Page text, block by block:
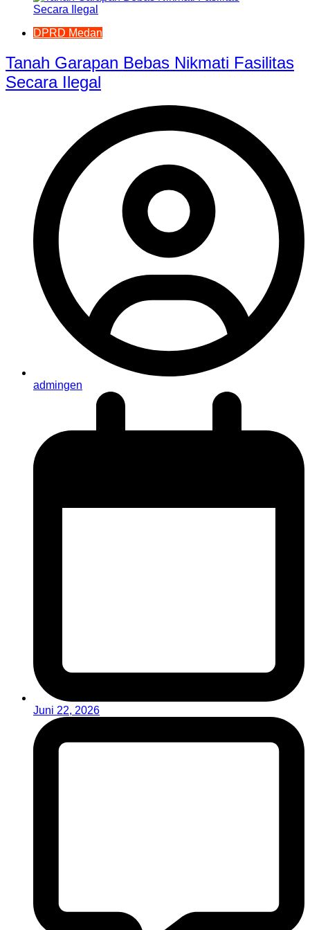
DPRD Medan
Tanah Garapan Bebas Nikmati Fasilitas
Secara Ilegal
admingen
Juni 22, 2026